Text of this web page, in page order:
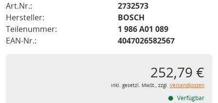
Art.Nr.:
2732573
Hersteller:
BOSCH
Teilenummer:
1 986 A01 089
EAN-Nr.:
4047026582567
252,79 €
inkl. gesetzl. MwSt., zzgl. Versandkosten
Verfügbar